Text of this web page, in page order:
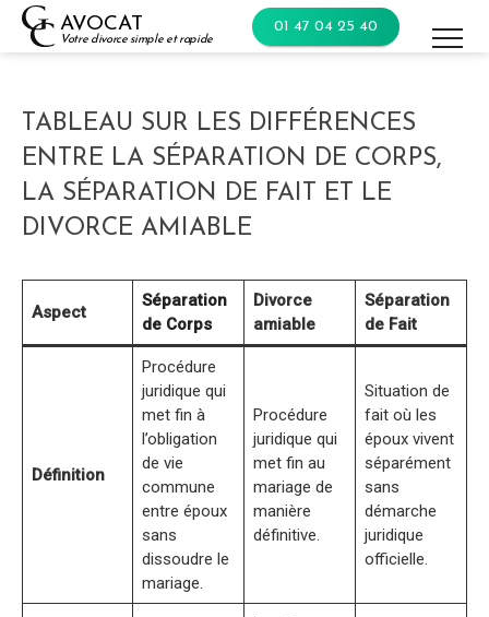
Skip
AVOCAT
Votre divorce simple et rapide
01 47 04 25 40
TABLEAU SUR LES DIFFÉRENCES
ENTRE LA SÉPARATION DE CORPS,
LA SÉPARATION DE FAIT ET LE
DIVORCE AMIABLE
Aspect
Séparation
de Corps
Divorce
amiable
Séparation
de Fait
Définition
Procédure
juridique qui
met fin à
l’obligation
de vie
commune
entre époux
sans
dissoudre le
mariage.
Procédure
juridique qui
met fin au
mariage de
manière
définitive.
Situation de
fait où les
époux vivent
séparément
sans
démarche
juridique
officielle.